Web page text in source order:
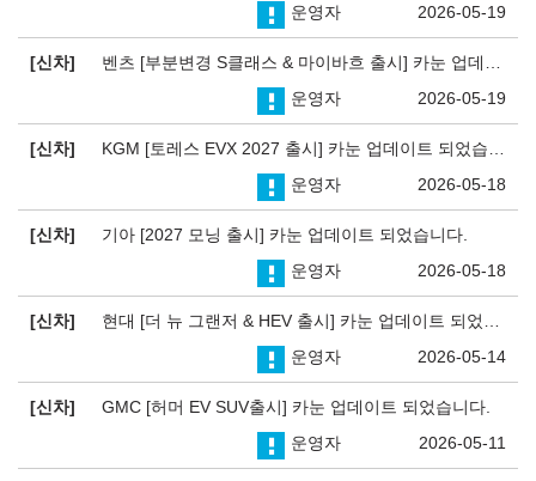
2026-05-19
운영자
신차
2026-05-19
운영자
신차
2026-05-18
운영자
신차
기아 [2027 모닝 출시] 카눈 업데이트 되었습니다.
2026-05-18
운영자
신차
2026-05-14
운영자
신차
GMC [허머 EV SUV출시] 카눈 업데이트 되었습니다.
2026-05-11
운영자